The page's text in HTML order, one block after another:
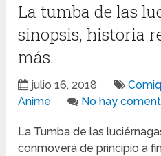
La tumba de las
sinopsis, historia
más.
julio 16, 2018
Anime
No hay
La Tumba de las
conmoverá de principio a